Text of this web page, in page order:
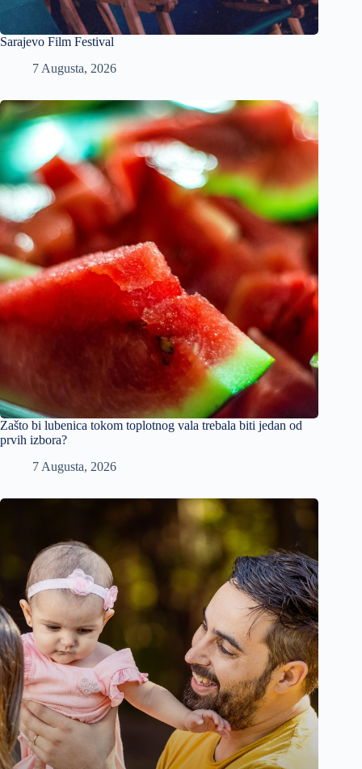
Sarajevo Film Festival
7 Augusta, 2026
Zašto bi lubenica tokom toplotnog vala trebala biti jedan od
prvih izbora?
7 Augusta, 2026